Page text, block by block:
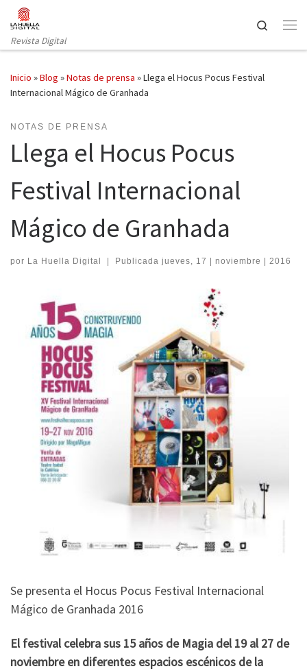
Saltar al contenido
Revista Digital
Search
Inicio »Blog »Notas de prensa »Llega el Hocus Pocus Festival
Internacional Mágico de Granhada
NOTAS DE PRENSA
Llega el Hocus Pocus
Festival Internacional
Mágico de Granhada
por La Huella Digital | Publicada jueves, 17 | noviembre | 2016
Se presenta el Hocus Pocus Festival Internacional
Mágico de Granhada 2016
El festival celebra sus 15 años de Magia del 19 al 27 de
noviembre en diferentes espacios escénicos de la